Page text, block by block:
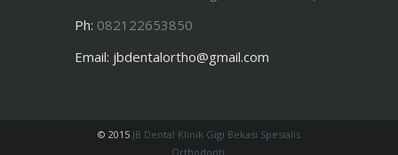
Ph: 082122653850
Email: jbdentalortho@gmail.com
© 2015 JB Dental Klinik Gigi Bekasi Spesialis
Orthodonti